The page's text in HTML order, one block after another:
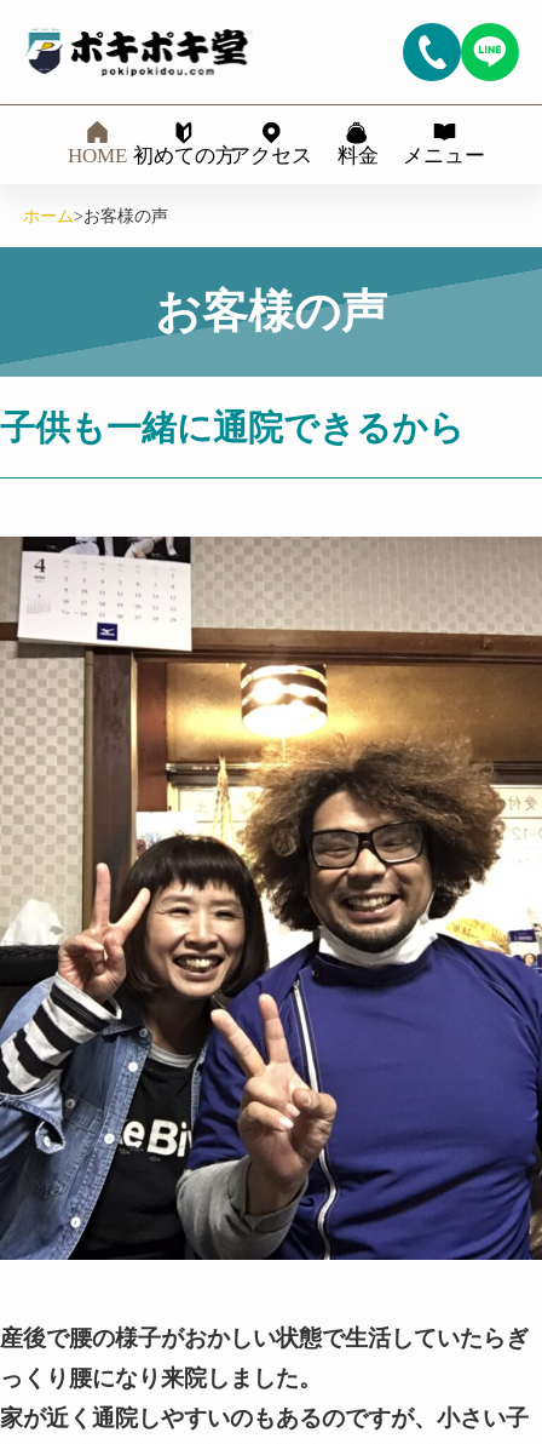
HOME 初めての方アクセス 料金 メニュー
ホーム>お客様の声
お客様の声
子供も一緒に通院できるから
産後で腰の様子がおかしい状態で生活していたらぎ
っくり腰になり来院しました。
家が近く通院しやすいのもあるのですが、小さい子